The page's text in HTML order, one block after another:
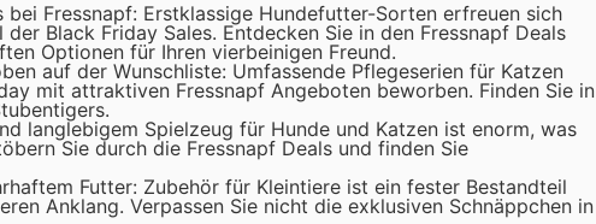
bei Fressnapf: Erstklassige Hundefutter-Sorten erfreuen sich
Black Friday Sales. Entdecken Sie in den Fressnapf Deals
Optionen für Ihren vierbeinigen Freund.
auf der Wunschliste: Umfassende Pflegeserien für Katzen
mit attraktiven Fressnapf Angeboten beworben. Finden Sie in
langlebigem Spielzeug für Hunde und Katzen ist enorm, was
Sie durch die Fressnapf Deals und finden Sie
Futter: Zubehör für Kleintiere ist ein fester Bestandteil
Anklang. Verpassen Sie nicht die exklusiven Schnäppchen in